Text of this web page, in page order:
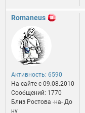
Romaneus
Активность: 6590
На сайте c 09.08.2010
Сообщений: 1770
Близ Ростова -на- До
ну